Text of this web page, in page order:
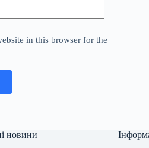
in this browser for the
новини